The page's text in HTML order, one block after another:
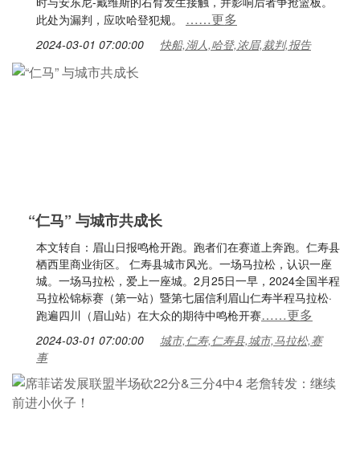
此处为漏判，应吹哈登犯规。 ……更多
2024-03-01 07:00:00 快船,湖人,哈登,浓眉,裁判,报告
“仁马” 与城市共成长
本文转自：眉山日报鸣枪开跑。跑者们在赛道上奔跑。仁寿县
栖西里商业街区。 仁寿县城市风光。一场马拉松，认识一座
城。一场马拉松，爱上一座城。2月25日一早，2024全国半程
马拉松锦标赛（第一站）暨第七届信利眉山仁寿半程马拉松·
跑遍四川（眉山站）在大众的期待中鸣枪开赛……更多
2024-03-01 07:00:00
城市,仁寿,仁寿县,城市,马拉松,赛
事